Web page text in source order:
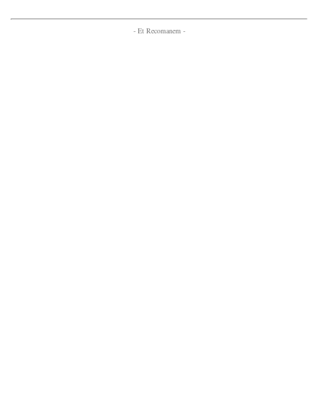
- Et Recomanem -